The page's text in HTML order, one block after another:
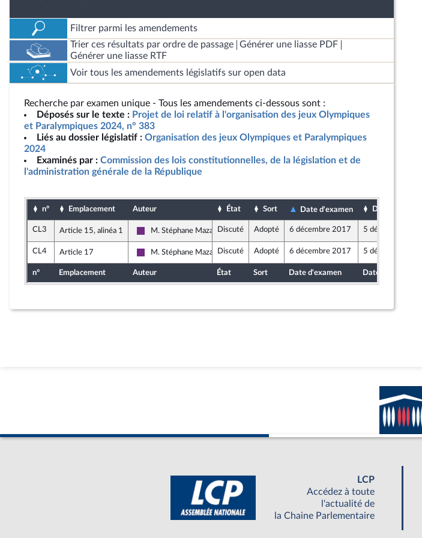
Filtrer parmi les amendements
Trier ces résultats par ordre de passage
Générer une liasse PDF
Générer une liasse RTF
Voir tous les amendements législatifs sur open data
Recherche par examen unique - Tous les amendements ci-dessous sont :
Déposés sur le texte : Projet de loi relatif à l'organisation des jeux Olympiques
et Paralympiques 2024, n° 383
Liés au dossier législatif : Organisation des jeux Olympiques et Paralympiques
2024
Examinés par : Commission des lois constitutionnelles, de la législation et de
l'administration générale de la République
n° Emplacement Auteur État Sort Date d'examen Date de dépôt
CL3 Article 15, alinéa 1
La République en Marche
M. Stéphane MazarsDiscuté Adopté 6 décembre 2017 5 décembre 2017
CL4 Article 17
La République en Marche
M. Stéphane MazarsDiscuté Adopté 6 décembre 2017 5 décembre 2017
n° Emplacement Auteur État Sort Date d'examen Date de dépôt
LCP
Accédez à toute
l'actualité de
la Chaine Parlementaire